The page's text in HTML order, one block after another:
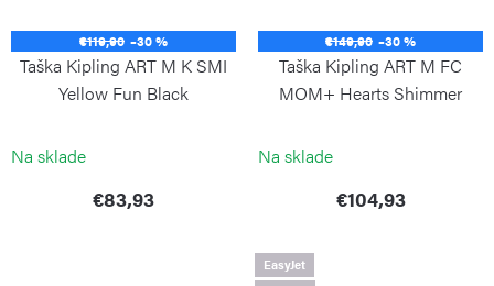
€119,90 –30 %
Taška Kipling ART M K SMI
Yellow Fun Black
Na sklade
€83,93
€149,90 –30 %
Taška Kipling ART M FC
MOM+ Hearts Shimmer
Na sklade
€104,93
EasyJet